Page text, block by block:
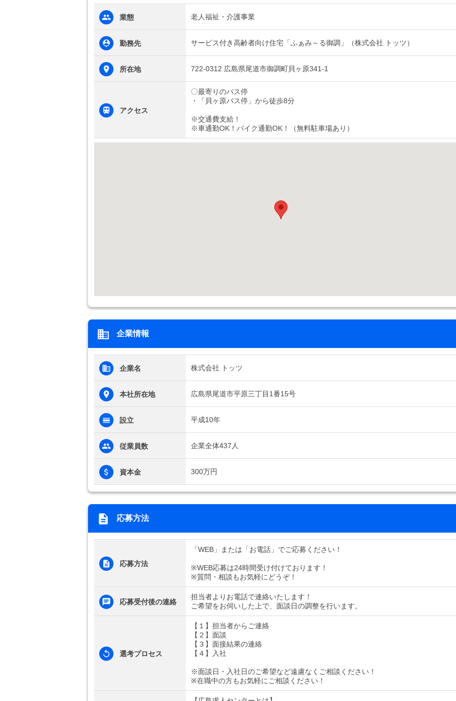
業態 老人福祉・介護事業
勤務先 サービス付き高齢者向け住宅「ふぁみ～る御調」（株式会社 トッツ）
所在地 722-0312 広島県尾道市御調町貝ヶ原341-1
アクセス
〇最寄りのバス停
・「貝ヶ原バス停」から徒歩8分
※交通費支給！
※車通勤OK！バイク通勤OK！（無料駐車場あり）
企業情報
企業名 株式会社 トッツ
本社所在地 広島県尾道市平原三丁目1番15号
設立 平成10年
従業員数 企業全体437人
資本金 300万円
応募方法
応募方法
「WEB」または「お電話」でご応募ください！
※WEB応募は24時間受け付けております！
※質問・相談もお気軽にどうぞ！
応募受付後の連絡
担当者よりお電話で連絡いたします！
ご希望をお伺いした上で、面談日の調整を行います。
選考プロセス
【１】担当者からご連絡
【２】面談
【３】面接結果の連絡
【４】入社
※面談日・入社日のご希望など遠慮なくご相談ください！
※在職中の方もお気軽にご相談ください！